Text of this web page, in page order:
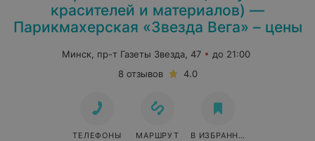
красителей и материалов) —
Парикмахерская «Звезда Вега» – цены
Минск, пр-т Газеты Звезда, 47
до 21:00
8 отзывов
4.0
ТЕЛЕФОНЫ МАРШРУТ В ИЗБРАННОЕ